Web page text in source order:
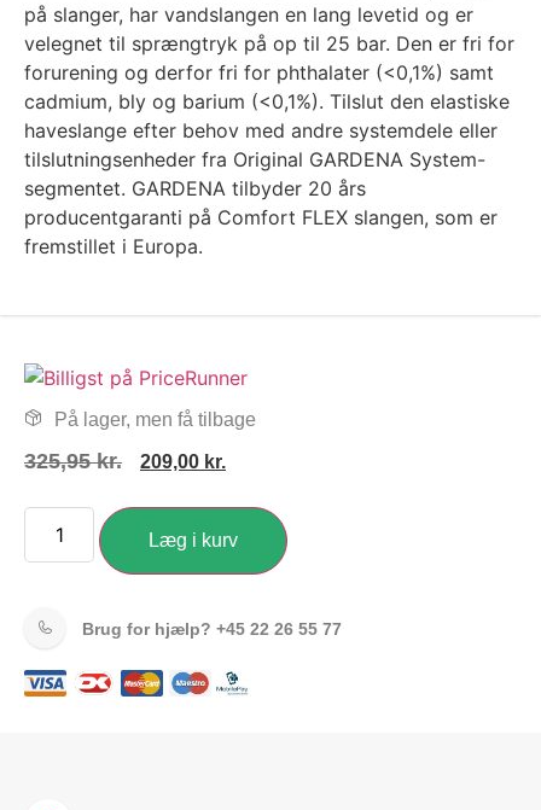
på slanger, har vandslangen en lang levetid og er
velegnet til sprængtryk på op til 25 bar. Den er fri for
forurening og derfor fri for phthalater (<0,1%) samt
cadmium, bly og barium (<0,1%). Tilslut den elastiske
haveslange efter behov med andre systemdele eller
tilslutningsenheder fra Original GARDENA System-
segmentet. GARDENA tilbyder 20 års
producentgaranti på Comfort FLEX slangen, som er
fremstillet i Europa.
På lager, men få tilbage
325,95kr. 209,00 kr.
Læg i kurv
Brug for hjælp? +45 22 26 55 77